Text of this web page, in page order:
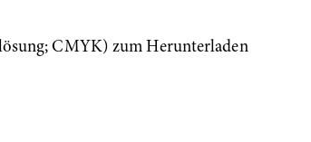
CMYK) zum Herunterladen